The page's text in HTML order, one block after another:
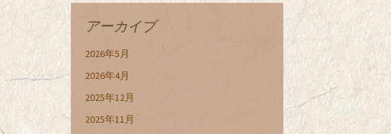
アーカイブ
2026年5月
2026年4月
2025年12月
2025年11月